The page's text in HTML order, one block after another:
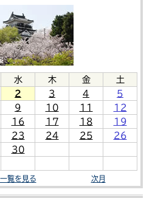
水 木 金
土
2 3 4
5
9 10 11
12
16 17 18
19
23 24 25
26
30
一覧を見る 次月